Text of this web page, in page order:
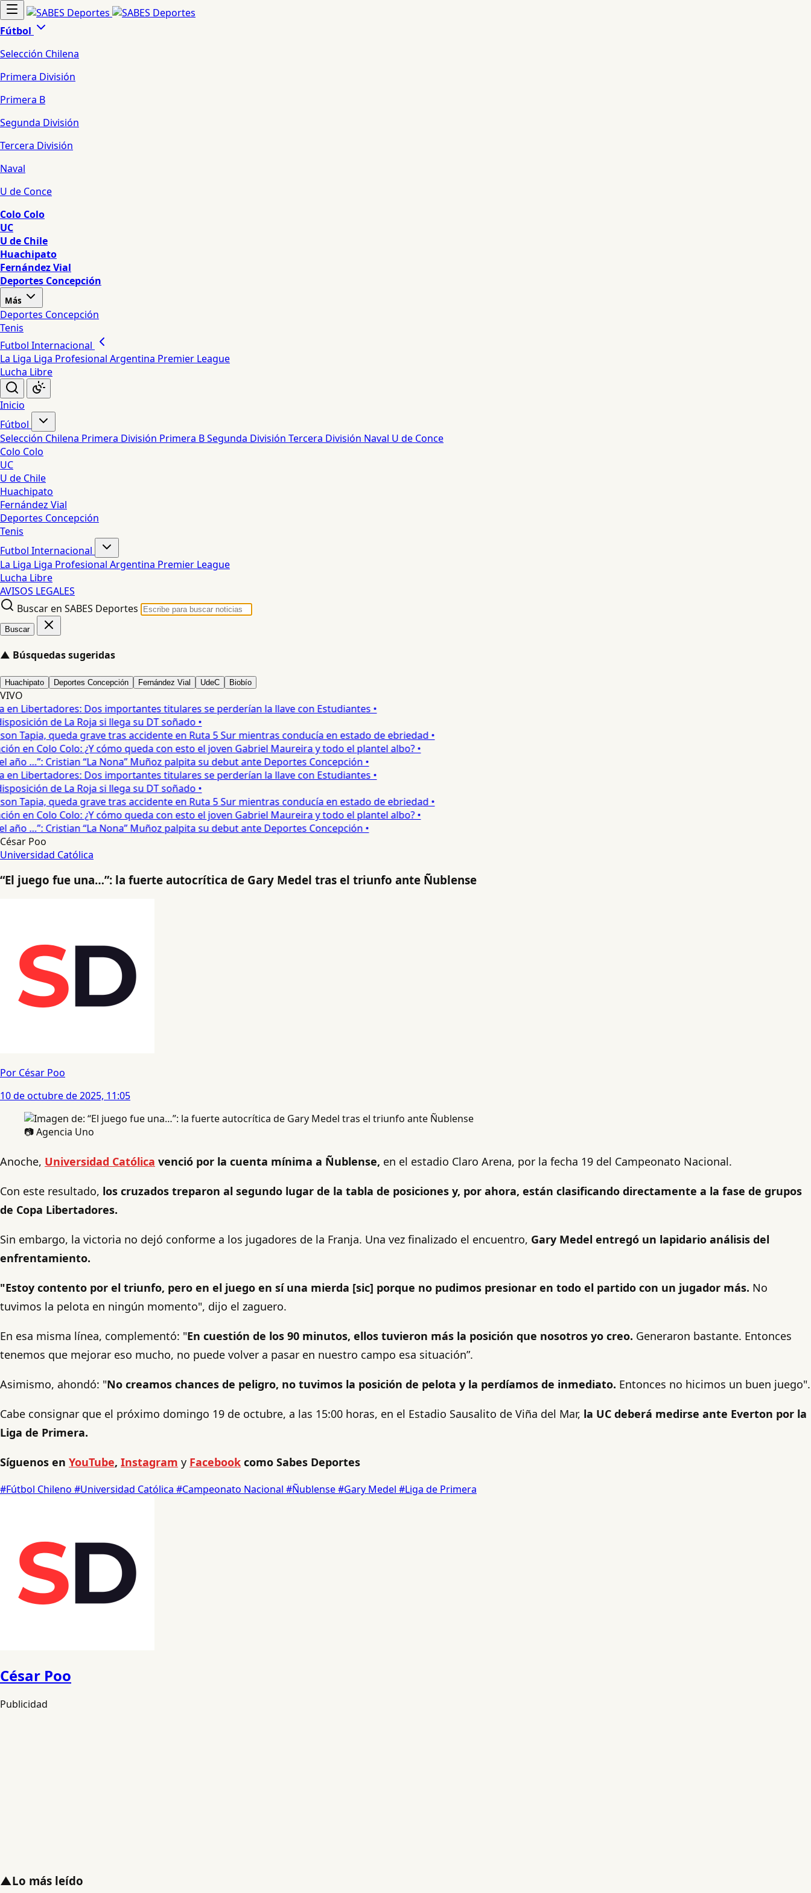
Fútbol
Selección Chilena
Primera División
Primera B
Segunda División
Tercera División
Naval
U de Conce
Colo Colo
UC
U de Chile
Huachipato
Fernández Vial
Deportes Concepción
Más
Deportes Concepción
Tenis
Futbol Internacional
La Liga Liga Profesional Argentina Premier League
Lucha Libre
Inicio
Fútbol
Selección Chilena Primera División Primera BSegunda División Tercera División Naval U de Conce
Colo Colo
UC
U de Chile
Huachipato
Fernández Vial
Deportes Concepción
Tenis
Futbol Internacional
La Liga Liga Profesional Argentina Premier League
Lucha Libre
AVISOS LEGALES
Buscar en SABES Deportes
Buscar
▲ Búsquedas sugeridas
Huachipato Deportes Concepción Fernández Vial UdeC Biobío
VIVO
Libertadores: Dos importantes titulares se perderían la llave con Estudiantes •
de La Roja si llega su DT soñado •
Tapia, queda grave tras accidente en Ruta 5 Sur mientras conducía en estado de ebriedad •
en Colo Colo: ¿Y cómo queda con esto el joven Gabriel Maureira y todo el plantel albo? •
…”: Cristian “La Nona” Muñoz palpita su debut ante Deportes Concepción •
Libertadores: Dos importantes titulares se perderían la llave con Estudiantes •
de La Roja si llega su DT soñado •
Tapia, queda grave tras accidente en Ruta 5 Sur mientras conducía en estado de ebriedad •
en Colo Colo: ¿Y cómo queda con esto el joven Gabriel Maureira y todo el plantel albo? •
…”: Cristian “La Nona” Muñoz palpita su debut ante Deportes Concepción •
César Poo
Universidad Católica
“El juego fue una…”: la fuerte autocrítica de Gary Medel tras el triunfo ante Ñublense
Por César Poo
10 de octubre de 2025, 11:05
📷 Agencia Uno
Anoche, Universidad Católica venció por la cuenta mínima a Ñublense, en el estadio Claro Arena, por la fecha 19 del Campeonato Nacional.
Con este resultado, los cruzados treparon al segundo lugar de la tabla de posiciones y, por ahora, están clasificando directamente a la fase de grupos
de Copa Libertadores.
Sin embargo, la victoria no dejó conforme a los jugadores de la Franja. Una vez finalizado el encuentro, Gary Medel entregó un lapidario análisis del
enfrentamiento.
"Estoy contento por el triunfo, pero en el juego en sí una mierda [sic] porque no pudimos presionar en todo el partido con un jugador más. No
tuvimos la pelota en ningún momento", dijo el zaguero.
En esa misma línea, complementó: "En cuestión de los 90 minutos, ellos tuvieron más la posición que nosotros yo creo. Generaron bastante. Entonces
tenemos que mejorar eso mucho, no puede volver a pasar en nuestro campo esa situación”.
Asimismo, ahondó: "No creamos chances de peligro, no tuvimos la posición de pelota y la perdíamos de inmediato. Entonces no hicimos un buen juego".
Cabe consignar que el próximo domingo 19 de octubre, a las 15:00 horas, en el Estadio Sausalito de Viña del Mar, la UC deberá medirse ante Everton por la
Liga de Primera.
Síguenos en YouTube, Instagram y Facebook como Sabes Deportes
#Fútbol Chileno #Universidad Católica #Campeonato Nacional #Ñublense#Gary Medel #Liga de Primera
César Poo
Publicidad
▲Lo más leído